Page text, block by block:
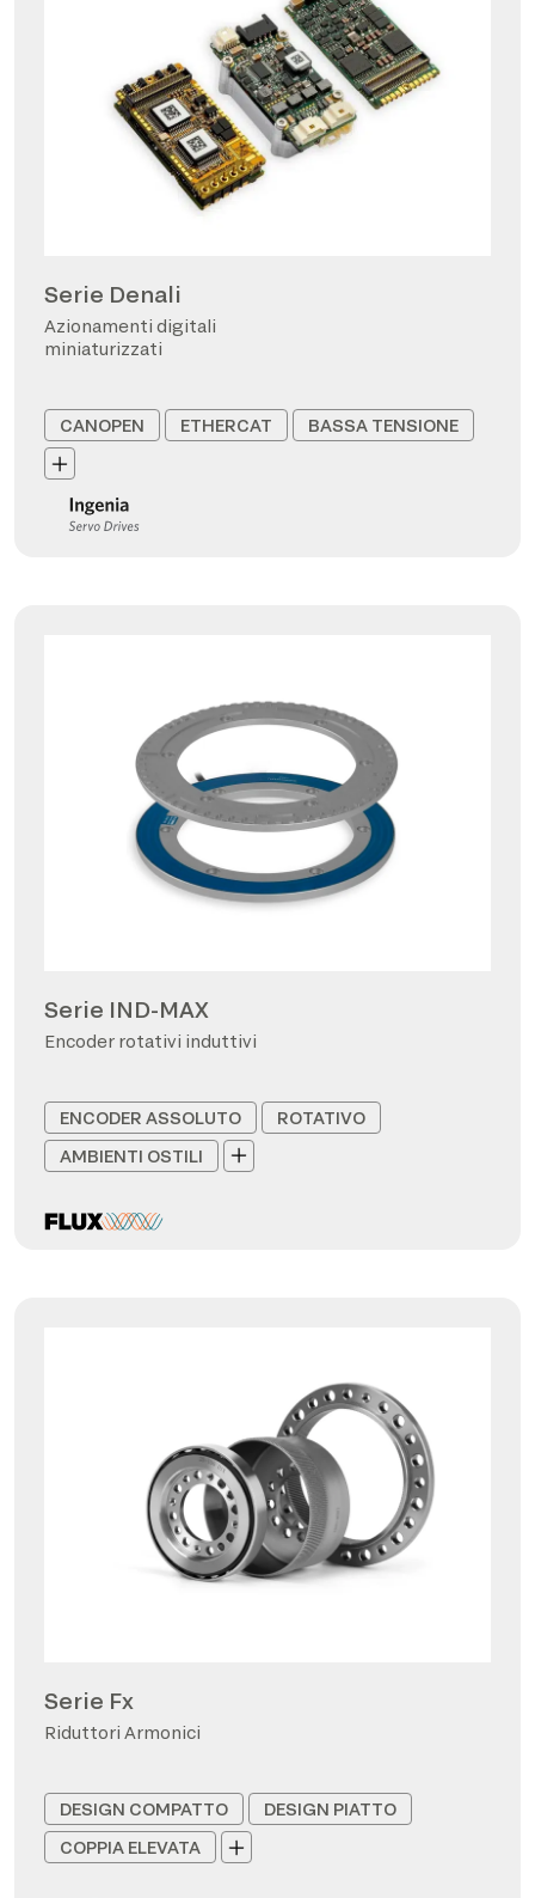
Serie Denali
Azionamenti digitali
miniaturizzati
CANOPEN ETHERCAT BASSA TENSIONE
Serie IND-MAX
Encoder rotativi induttivi
ENCODER ASSOLUTO
ROTATIVO
AMBIENTI OSTILI
Serie Fx
Riduttori Armonici
DESIGN COMPATTO
DESIGN PIATTO
COPPIA ELEVATA